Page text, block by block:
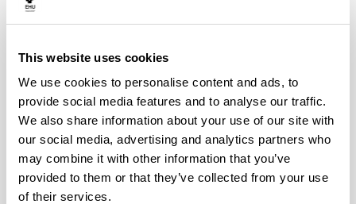
This website uses cookies
We use cookies to personalise content and ads, to
provide social media features and to analyse our traffic.
We also share information about your use of our site with
our social media, advertising and analytics partners who
may combine it with other information that you’ve
provided to them or that they’ve collected from your use
of their services.